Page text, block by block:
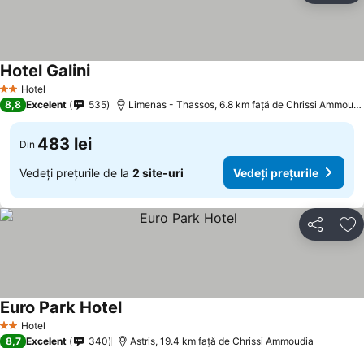
2 SteleHotel
Hotel Galini
8,8 Excelent 535 Limenas - Thassos, 6.8 km faţă de Chrissi Ammoudia
Din 483 lei
Vedeți prețurile de la 2 site-uri Vedeți prețurile
Distribuiți
2 SteleHotel
Euro Park Hotel
8,7 Excelent 340 Astris, 19.4 km faţă de Chrissi Ammoudia